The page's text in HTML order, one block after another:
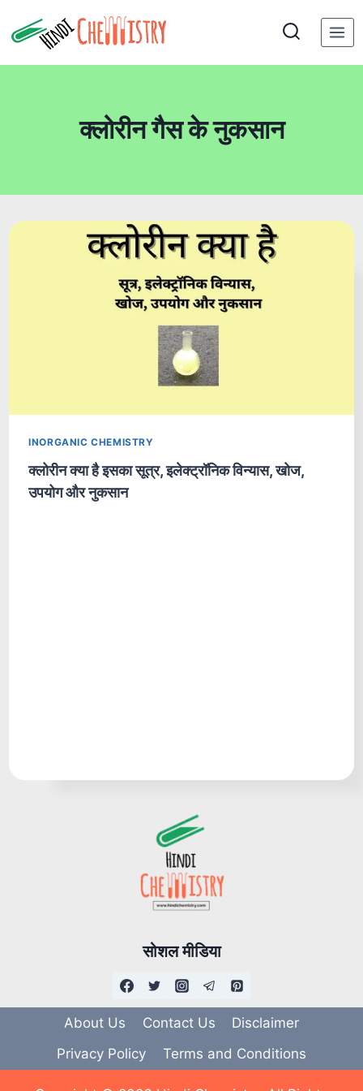
to
क्लोरीन गैस के नुकसान
INORGANIC CHEMISTRY
क्लोरीन क्या है इसका सूत्र, इलेक्ट्रॉनिक विन्यास, खोज,
उपयोग और नुकसान
सोशल मीडिया
About Us Contact Us
Disclaimer
Privacy Policy
Terms and Conditions